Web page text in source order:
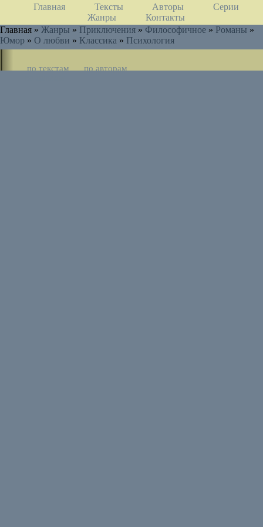
Главная Тексты Авторы
Серии
Жанры
Контакты
Главная » Жанры » Приключения » Философичное » Романы »
Юмор » О любви » Классика » Психология
по текстам
по авторам